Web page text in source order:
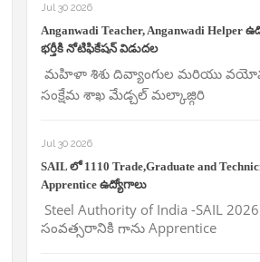
Jul 30 2026
Anganwadi Teacher, Anganwadi Helper
భర్తీకి నోటిఫికేషన్ విడుదల
మహిళా శిశు దివ్యాంగుల మరియు
సంక్షేమ శాఖ మేడ్చల్ మల్కాజ్గిరి
Jul 30 2026
SAIL లో 1110 Trade,Graduate and
Apprentice ఉద్యోగాలు
Steel Authority of India -SAIL 2026
సంవత్సరానికి గాను Apprentice